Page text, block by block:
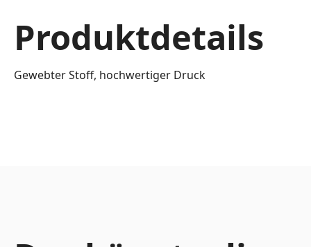
Produktdetails
Gewebter Stoff, hochwertiger Druck